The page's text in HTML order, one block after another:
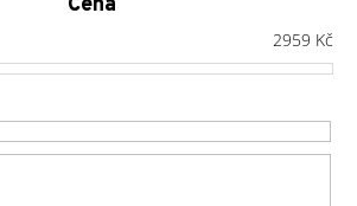
Cena
2959 Kč